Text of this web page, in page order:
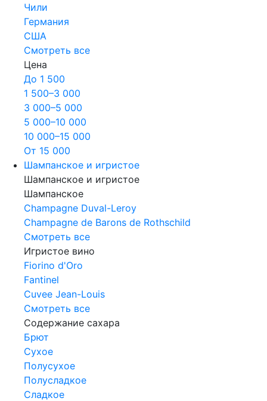
Чили
Германия
США
Смотреть все
Цена
До 1 500
1 500–3 000
3 000–5 000
5 000–10 000
10 000–15 000
От 15 000
Шампанское и игристое
Шампанское и игристое
Шампанское
Champagne Duval-Leroy
Champagne de Barons de Rothschild
Смотреть все
Игристое вино
Fiorino d'Oro
Fantinel
Cuvee Jean-Louis
Смотреть все
Содержание сахара
Брют
Сухое
Полусухое
Полусладкое
Сладкое